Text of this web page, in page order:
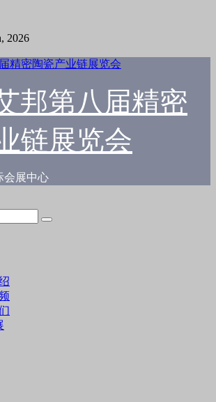
2026
邦第八届精密
链展览会
会展中心